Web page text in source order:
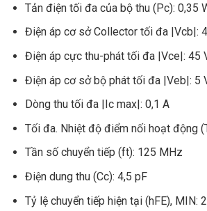
Tản điện tối đa của bộ thu (Pc): 0,35
Điện áp cơ sở Collector tối đa |Vcb|:
Điện áp cực thu-phát tối đa |Vce|: 45
Điện áp cơ sở bộ phát tối đa |Veb|: 5
Dòng thu tối đa |Ic max|: 0,1 A
Tối đa. Nhiệt độ điểm nối hoạt động
Tần số chuyển tiếp (ft): 125 MHz
Điện dung thu (Cc): 4,5 pF
Tỷ lệ chuyển tiếp hiện tại (hFE), MIN: